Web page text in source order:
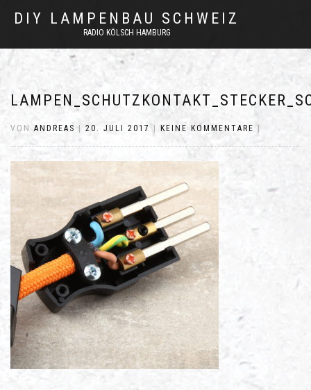
DIY LAMPENBAU SCHWEIZ
RADIO KÖLSCH HAMBURG
VONANDREAS 20. JULI 2017 KEINE KOMMENTARE